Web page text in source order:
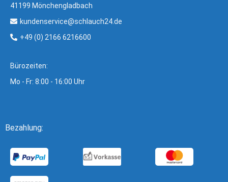
41199 Mönchengladbach
kundenservice@schlauch24.de
+49 (0) 2166 6216600
Bürozeiten:
Mo - Fr: 8:00 - 16:00 Uhr
Bezahlung: